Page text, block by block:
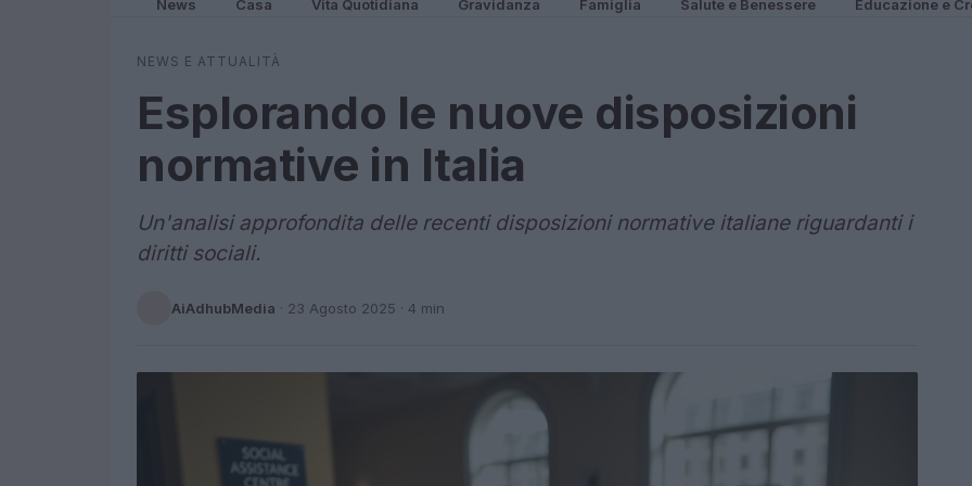
News Casa Vita Quotidiana Gravidanza Famiglia Salute e Benessere Educazione e
NEWS E ATTUALITÀ
Esplorando le nuove disposizioni
normative in Italia
Un'analisi approfondita delle recenti disposizioni normative italiane riguardanti i
diritti sociali.
AiAdhubMedia · 23 Agosto 2025 · 4 min